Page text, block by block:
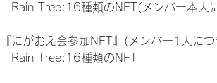
Rain Tree:16種類のNFT(メンバー本人
『にがおえ会参加NFT』(メンバー1人に
Rain Tree:16種類のNFT